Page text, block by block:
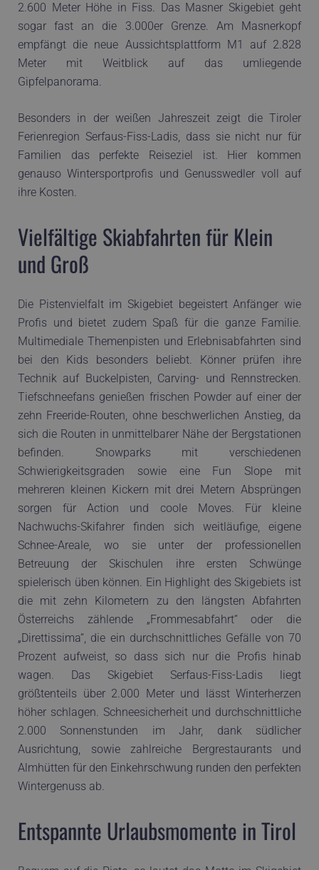
2.600 Meter Höhe in Fiss. Das Masner Skigebiet geht
sogar fast an die 3.000er Grenze. Am Masnerkopf
empfängt die neue Aussichtsplattform M1 auf 2.828
Meter mit Weitblick auf das umliegende
Gipfelpanorama.
Besonders in der weißen Jahreszeit zeigt die Tiroler
Ferienregion Serfaus-Fiss-Ladis, dass sie nicht nur für
Familien das perfekte Reiseziel ist. Hier kommen
genauso Wintersportprofis und Genusswedler voll auf
ihre Kosten.
Vielfältige Skiabfahrten für Klein
und Groß
Die Pistenvielfalt im Skigebiet begeistert Anfänger wie
Profis und bietet zudem Spaß für die ganze Familie.
Multimediale Themenpisten und Erlebnisabfahrten sind
bei den Kids besonders beliebt. Könner prüfen ihre
Technik auf Buckelpisten, Carving- und Rennstrecken.
Tiefschneefans genießen frischen Powder auf einer der
zehn Freeride-Routen, ohne beschwerlichen Anstieg, da
sich die Routen in unmittelbarer Nähe der Bergstationen
befinden. Snowparks mit verschiedenen
Schwierigkeitsgraden sowie eine Fun Slope mit
mehreren kleinen Kickern mit drei Metern Absprüngen
sorgen für Action und coole Moves. Für kleine
Nachwuchs-Skifahrer finden sich weitläufige, eigene
Schnee-Areale, wo sie unter der professionellen
Betreuung der Skischulen ihre ersten Schwünge
spielerisch üben können. Ein Highlight des Skigebiets ist
die mit zehn Kilometern zu den längsten Abfahrten
Österreichs zählende „Frommesabfahrt“ oder die
„Direttissima“, die ein durchschnittliches Gefälle von 70
Prozent aufweist, so dass sich nur die Profis hinab
wagen. Das Skigebiet Serfaus-Fiss-Ladis liegt
größtenteils über 2.000 Meter und lässt Winterherzen
höher schlagen. Schneesicherheit und durchschnittliche
2.000 Sonnenstunden im Jahr, dank südlicher
Ausrichtung, sowie zahlreiche Bergrestaurants und
Almhütten für den Einkehrschwung runden den perfekten
Wintergenuss ab.
Entspannte Urlaubsmomente in Tirol